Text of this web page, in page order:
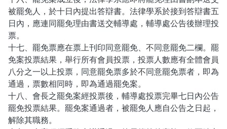
被罷免人，於十日內提出答辯書。法律學系於接到答辯書五
日內，應連同罷免理由書送交輔導處，輔導處公告後辦理投
票。
十七、罷免票應在票上刊印同意罷免、不同意罷免二欄。罷
免案投票結果，舉行所有會員投票，投票人數應有全體會員
八分之一以上投票，同意罷免票多於不同意罷免票者，即為
通過，票數相同時，即為通過罷免案。
十八、會長之罷免案經投票後，輔導處投票完畢七日內公告
罷免投票結果。罷免案通過者，被罷免人應自公告之日起，
解除其職務。